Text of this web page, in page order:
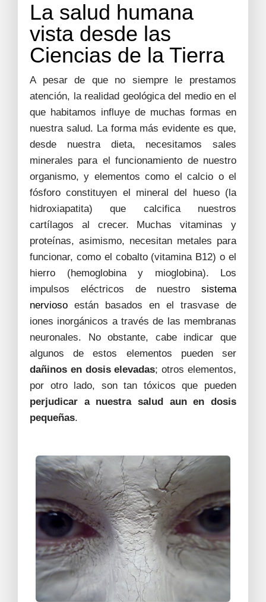
La salud humana
vista desde las
Ciencias de la Tierra
A pesar de que no siempre le prestamos
atención, la realidad geológica del medio en el
que habitamos influye de muchas formas en
nuestra salud. La forma más evidente es que,
desde nuestra dieta, necesitamos sales
minerales para el funcionamiento de nuestro
organismo, y elementos como el calcio o el
fósforo constituyen el mineral del hueso (la
hidroxiapatita) que calcifica nuestros
cartílagos al crecer. Muchas vitaminas y
proteínas, asimismo, necesitan metales para
funcionar, como el cobalto (vitamina B12) o el
hierro (hemoglobina y mioglobina). Los
impulsos eléctricos de nuestro sistema
nervioso están basados en el trasvase de
iones inorgánicos a través de las membranas
neuronales. No obstante, cabe indicar que
algunos de estos elementos pueden ser
dañinos en dosis elevadas; otros elementos,
por otro lado, son tan tóxicos que pueden
perjudicar a nuestra salud aun en dosis
pequeñas.